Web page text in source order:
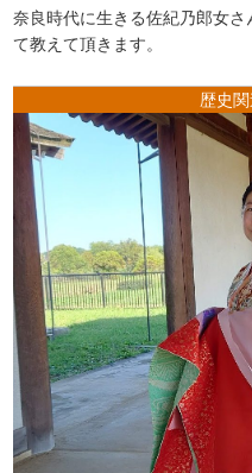
奈良時代に生きる佐紀乃郎女
て教えて頂きます。
歴史